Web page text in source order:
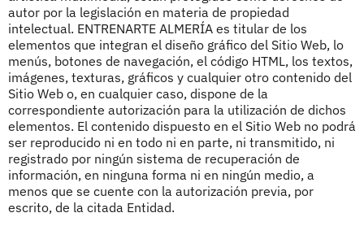
autor por la legislación en materia de propiedad
intelectual. ENTRENARTE ALMERÍA es titular de los
elementos que integran el diseño gráfico del Sitio Web, lo
menús, botones de navegación, el código HTML, los textos,
imágenes, texturas, gráficos y cualquier otro contenido del
Sitio Web o, en cualquier caso, dispone de la
correspondiente autorización para la utilización de dichos
elementos. El contenido dispuesto en el Sitio Web no podrá
ser reproducido ni en todo ni en parte, ni transmitido, ni
registrado por ningún sistema de recuperación de
información, en ninguna forma ni en ningún medio, a
menos que se cuente con la autorización previa, por
escrito, de la citada Entidad.